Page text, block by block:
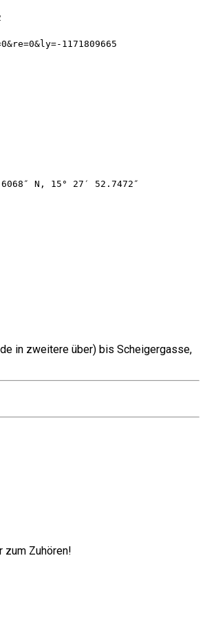
1171809665
N, 15° 27′ 52.7472″
in zweitere über) bis Scheigergasse,
zum Zuhören!